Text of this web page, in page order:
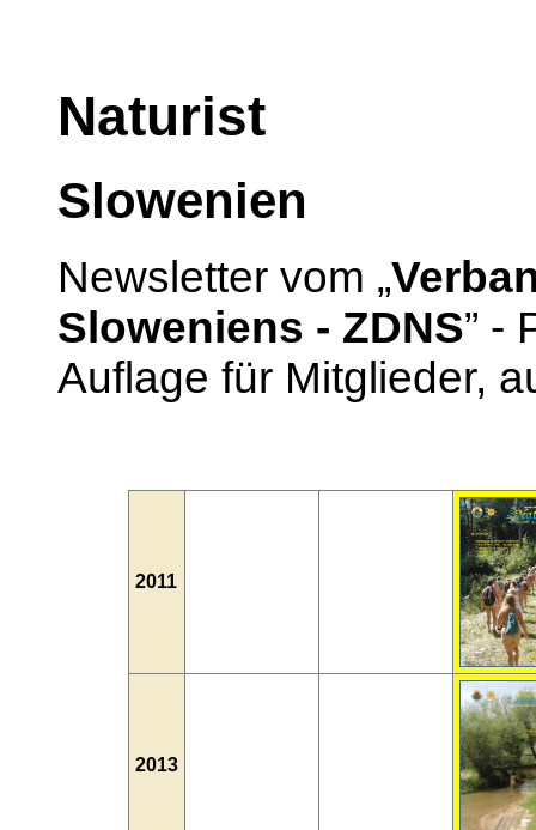
Naturist
Slowenien
Newsletter vom „
Sloweniens - ZDNS” -
Auflage für Mitglieder,
2011
2013